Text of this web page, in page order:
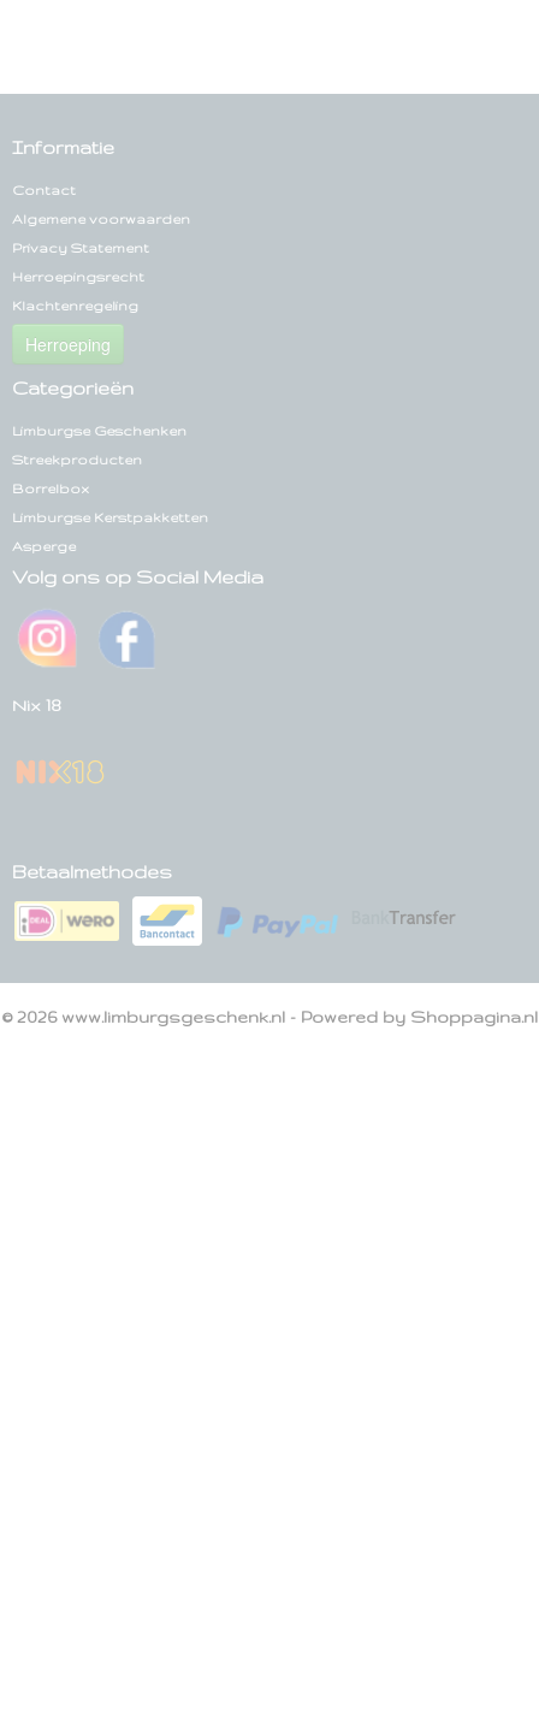
Informatie
Contact
Algemene voorwaarden
Privacy Statement
Herroepingsrecht
Klachtenregeling
Herroeping
Categorieën
Limburgse Geschenken
Streekproducten
Borrelbox
Limburgse Kerstpakketten
Asperge
Volg ons op Social Media
Nix 18
Betaalmethodes
© 2026 www.limburgsgeschenk.nl - Powered by Shoppagina.nl